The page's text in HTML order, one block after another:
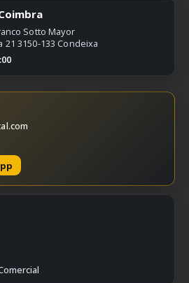
Sotto Mayor
21 3150-133 Condeixa